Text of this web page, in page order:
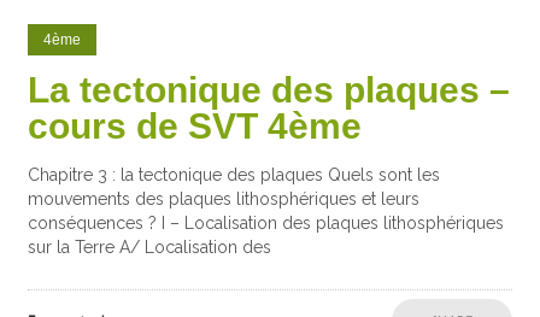
4ème
La tectonique des plaques –
cours de SVT 4ème
Chapitre 3 : la tectonique des plaques Quels sont les
mouvements des plaques lithosphériques et leurs
conséquences ? I – Localisation des plaques lithosphériques
sur la Terre A/ Localisation des